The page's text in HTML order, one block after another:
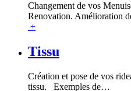
Changement de vos
Renovation. Amélioration
+
Tissu
Création et pose de vos
tissu. Exemples de…